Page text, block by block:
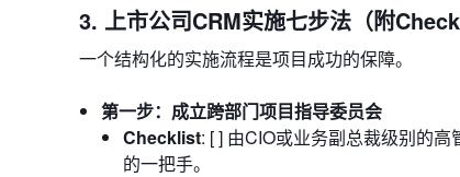
3. 上市公司CRM实施七步法（附
一个结构化的实施流程是项目成功的保障。
第一步：成立跨部门项目指导委员会
Checklist: [ ] 由CIO或业务副总裁级别的
的一把手。